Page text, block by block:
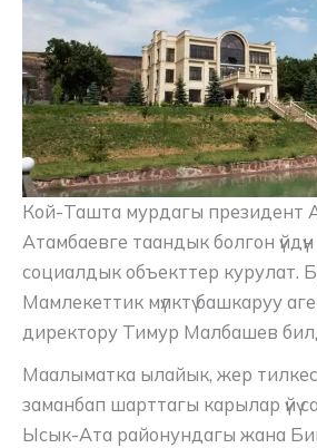
Кой-Ташта мурдагы президент
Атамбаевге таандык болгон
социалдык объекттер курулат.
Мамлекеттик мүлктү башкаруу
директору Тимур Малбашев
Маалыматка ылайык, жер
заманбап шарттагы карылар үйү
Ысык-Ата районундагы жана